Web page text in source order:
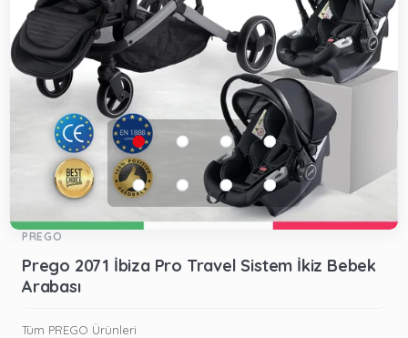
PREGO
Prego 2071 İbiza Pro Travel Sistem İkiz Bebek
Arabası
Tüm PREGO Ürünleri